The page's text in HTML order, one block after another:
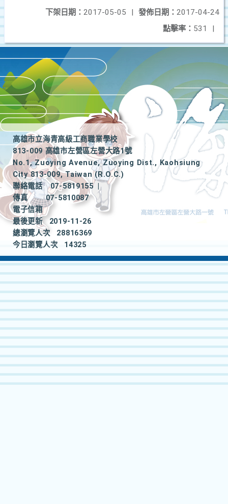
發佈日期： 2017-04-24
下架日期： 2017-05-05
|
點擊率： 531 |
高雄市立海青高級工商職業學校
813-009 高雄市左營區左營大路1號
No.1, Zuoying Avenue, Zuoying Dist., Kaohsiung
City 813-009, Taiwan (R.O.C.)
聯絡電話
07-5819155
|
傳真
07-5810087
電子信箱
最後更新
2019-11-26
總瀏覽人次
28816369
今日瀏覽人次
14325